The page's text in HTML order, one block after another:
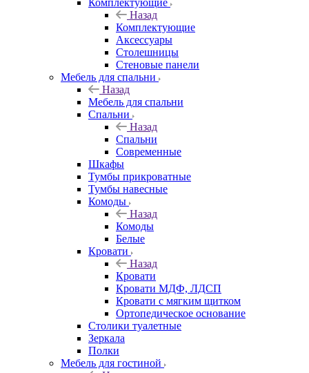
Комплектующие
Назад
Комплектующие
Аксессуары
Столешницы
Стеновые панели
Мебель для спальни
Назад
Мебель для спальни
Спальни
Назад
Спальни
Современные
Шкафы
Тумбы прикроватные
Тумбы навесные
Комоды
Назад
Комоды
Белые
Кровати
Назад
Кровати
Кровати МДФ, ЛДСП
Кровати с мягким щитком
Ортопедическое основание
Столики туалетные
Зеркала
Полки
Мебель для гостиной